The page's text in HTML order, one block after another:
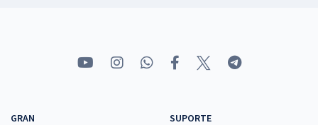
GRAN
SUPORTE